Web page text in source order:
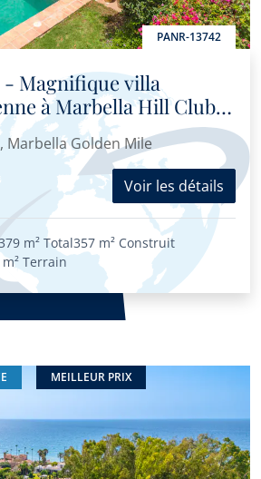
PANR-13742
Magnifique villa
à Marbella Hill Club
intemporel
Marbella Golden Mile
Voir les détails
m² Total357 m² Construit
Terrain
MEILLEUR PRIX